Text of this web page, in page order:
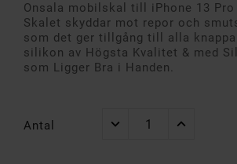
Onsala mobilskal till iPhone 13
Skalet skyddar mot repor och
som det ger tillgång till alla
silikon av Högsta Kvalitet & med
som Ligger Bra i Handen.
Antal